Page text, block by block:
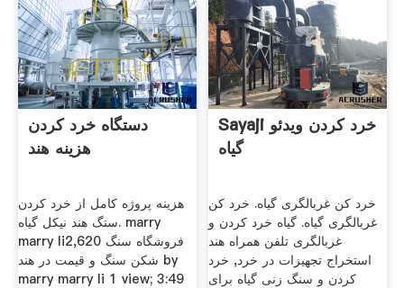
دستگاه خرد کردن
هزینه هند
هزینه پروژه کامل از خرد کردن
سنگ هند نیکل گیاه. marry
marry li2,620 فروشگاه سنگ
شکن سنگ و قیمت در هند by
marry marry li 1 view; 3:49
Sayaji خرد کردن ویدئو
گیاه
خرد کن غربالگری گیاه. خرد کن
غربالگری گیاه. گیاه خرد کردن و
غربالگری تلفن همراه هند
استخراج تجهیزات در خرد, خرد
کردن و سنگ زنی گیاه برای